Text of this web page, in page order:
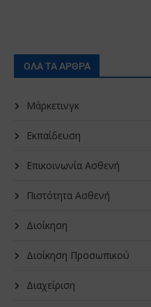
ΟΛΑ ΤΑ ΑΡΘΡΑ
Μάρκετινγκ
Εκπαίδευση
Επικοινωνία Ασθενή
Πιστότητα Ασθενή
Διοίκηση
Διοίκηση Προσωπικού
Διαχείριση